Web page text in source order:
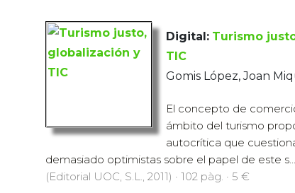
Digital: Turismo
TIC
Gomis López, Joan
El concepto de
ámbito del turismo
autocrítica que
demasiado optimistas sobre el papel de este s...
(Editorial UOC, S.L., 2011) · 102 pàg. · 5 €